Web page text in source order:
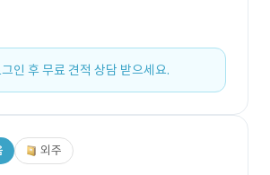
인 후 무료 견적 상담 받으세요.
외주